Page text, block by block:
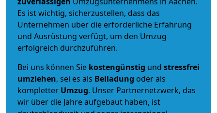
Es ist wichtig, sicherzustellen, dass das
Unternehmen über die erforderliche Erfahrung
und Ausrüstung verfügt, um den Umzug
erfolgreich durchzuführen.
Bei uns können Sie kostengünstig und stressfrei
umziehen, sei es als Beiladung oder als
kompletter Umzug. Unser Partnernetzwerk, das
wir über die Jahre aufgebaut haben, ist